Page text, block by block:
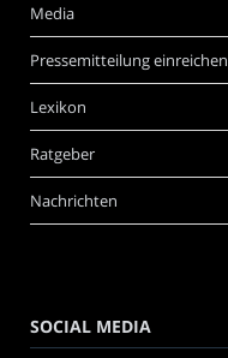
Media
Pressemitteilung einreichen
Lexikon
Ratgeber
Nachrichten
SOCIAL MEDIA